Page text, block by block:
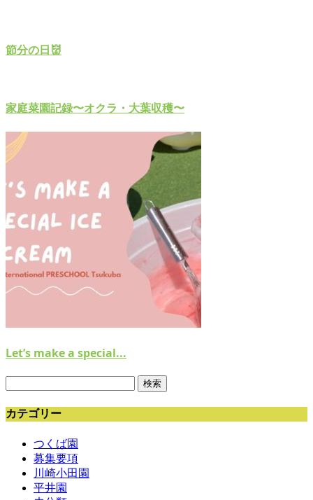
節分の日👹
家庭菜園記録〜オクラ・大葉収穫〜
Let’s make a special...
カテゴリー
つくば園
募集要項
川崎小田園
平井園